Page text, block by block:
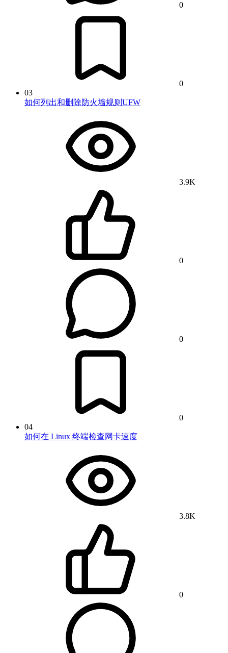
0
0
03
如何列出和删除防火墙规则UFW
3.9K
0
0
0
04
如何在 Linux 终端检查网卡速度
3.8K
0